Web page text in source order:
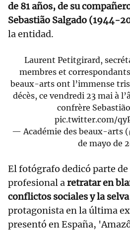
de 81 años, de su
Sebastião Salgado (1944-
la entidad.
Laurent Petitgirard,
membres et
beaux-arts ont l’immense
décès, ce vendredi 23 mai à
confrère
pic.twitter.com/
— Académie des beaux-arts
de mayo de
El fotógrafo dedicó parte
profesional aretratar en
conflictos sociales y la
protagonista en la última
presentó en España,